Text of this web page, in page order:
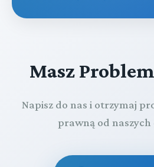
Masz
Napisz do nas i otrzymaj
prawną od